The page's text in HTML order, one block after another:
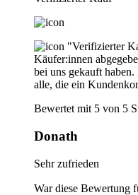
"Verifizierter
Käufer:innen
bei uns gekauft
alle, die ein
Bewertet mit 5 von 5
Donath
Sehr zufrieden
War diese Bewertung